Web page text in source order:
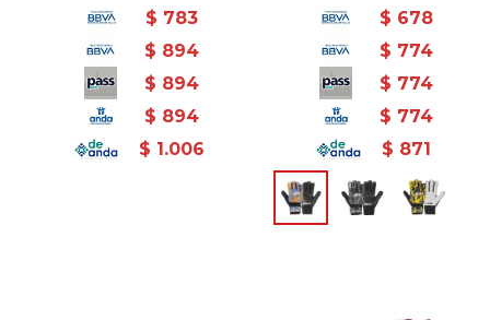
$ 783
$ 894
$ 894
$ 894
$ 1.006
$ 678
$ 774
$ 774
$ 774
$ 871